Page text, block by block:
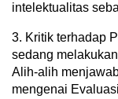
intelektualitas
3. Kritik terhadap
sedang
Alih-alih
mengenai